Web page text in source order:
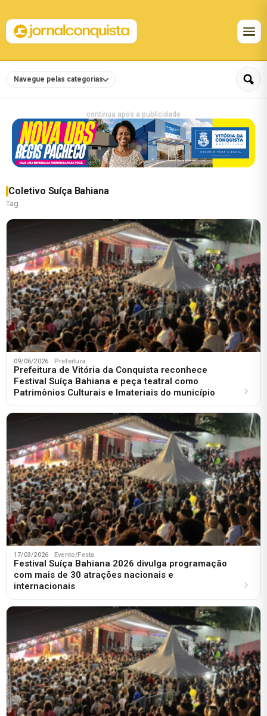
Navegue pelas categorias
continua após a publicidade
Coletivo Suíça Bahiana
Tag
09/06/2026 · Prefeitura
Prefeitura de Vitória da Conquista reconhece
Festival Suíça Bahiana e peça teatral como
Patrimônios Culturais e Imateriais do município
17/03/2026 · Evento/Festa
Festival Suíça Bahiana 2026 divulga programação
com mais de 30 atrações nacionais e
internacionais